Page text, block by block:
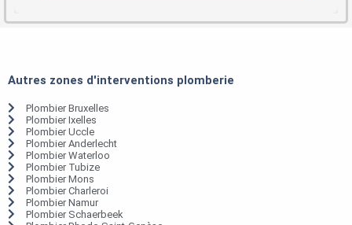
Autres zones d'interventions plomberie
Plombier Bruxelles
Plombier Ixelles
Plombier Uccle
Plombier Anderlecht
Plombier Waterloo
Plombier Tubize
Plombier Mons
Plombier Charleroi
Plombier Namur
Plombier Schaerbeek